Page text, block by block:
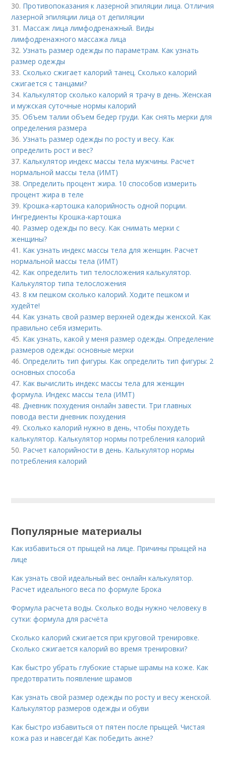
30. Противопоказания к лазерной эпиляции лица. Отличия
лазерной эпиляции лица от депиляции
31. Массаж лица лимфодренажный. Виды
лимфодренажного массажа лица
32.Узнать размер одежды по параметрам. Как узнать
размер одежды
33.Сколько сжигает калорий танец. Сколько калорий
сжигается с танцами?
34. Калькулятор сколько калорий я трачу в день. Женская
и мужская суточные нормы калорий
35.Объем талии объем бедер груди. Как снять мерки для
определения размера
36.Узнать размер одежды по росту и весу. Как
определить рост и вес?
37. Калькулятор индекс массы тела мужчины. Расчет
нормальной массы тела (ИМТ)
38.Определить процент жира. 10 способов измерить
процент жира в теле
39. Крошка-картошка калорийность одной порции.
Ингредиенты Крошка-картошка
40. Размер одежды по весу. Как снимать мерки с
женщины?
41. Как узнать индекс массы тела для женщин. Расчет
нормальной массы тела (ИМТ)
42. Как определить тип телосложения калькулятор.
Калькулятор типа телосложения
43.8 км пешком сколько калорий. Ходите пешком и
худейте!
44. Как узнать свой размер верхней одежды женской. Как
правильно себя измерить.
45. Как узнать, какой у меня размер одежды. Определение
размеров одежды: основные мерки
46.Определить тип фигуры. Как определить тип фигуры: 2
основных способа
47. Как вычислить индекс массы тела для женщин
формула. Индекс массы тела (ИМТ)
48.Дневник похудения онлайн завести. Три главных
повода вести дневник похудения
49.Сколько калорий нужно в день, чтобы похудеть
калькулятор. Калькулятор нормы потребления калорий
50. Расчет калорийности в день. Калькулятор нормы
потребления калорий
Популярные материалы
Как избавиться от прыщей на лице. Причины прыщей на
лице
Как узнать свой идеальный вес онлайн калькулятор.
Расчет идеального веса по формуле Брока
Формула расчета воды. Сколько воды нужно человеку в
сутки: формула для расчёта
Сколько калорий сжигается при круговой тренировке.
Сколько сжигается калорий во время тренировки?
Как быстро убрать глубокие старые шрамы на коже. Как
предотвратить появление шрамов
Как узнать свой размер одежды по росту и весу женской.
Калькулятор размеров одежды и обуви
Как быстро избавиться от пятен после прыщей. Чистая
кожа раз и навсегда! Как победить акне?